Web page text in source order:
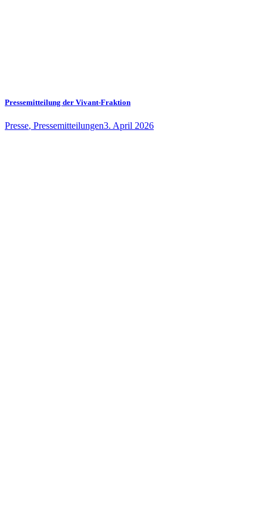
Pressemitteilung der Vivant-Fraktion
Presse, Pressemitteilungen3. April 2026